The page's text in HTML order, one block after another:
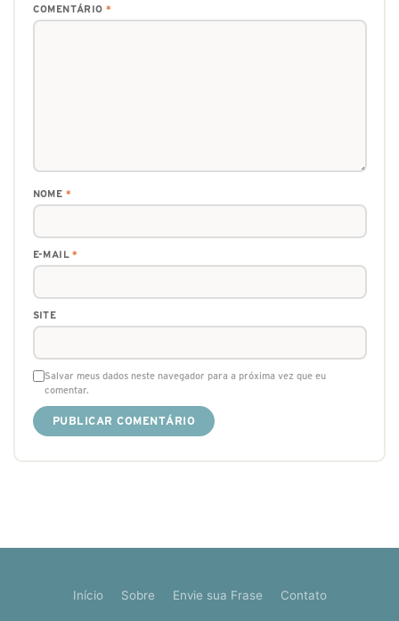
COMENTÁRIO *
NOME *
E-MAIL*
SITE
Salvar meus dados neste navegador para a próxima vez que eu
comentar.
Início Sobre Envie sua Frase Contato